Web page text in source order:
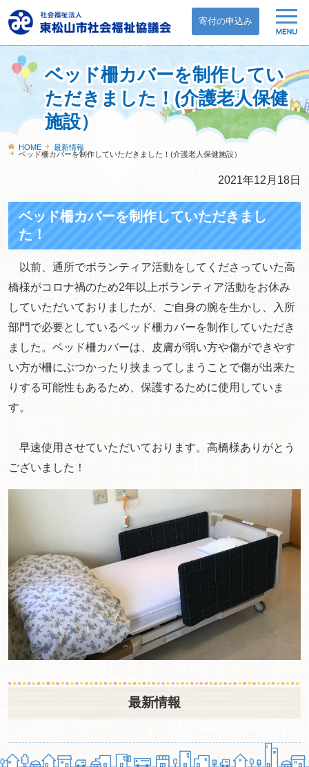
寄付の申込み
ベッド柵カバーを制作してい
ただきました！(介護老人保健
施設）
HOME
最新情報
ベッド柵カバーを制作していただきました！(介護老人保健施設）
2021年12月18日
ベッド柵カバーを制作していただきまし
た！
以前、通所でボランティア活動をしてくださっていた高
橋様がコロナ禍のため2年以上ボランティア活動をお休み
していただいておりましたが、ご自身の腕を生かし、入所
部門で必要としているベッド柵カバーを制作していただき
ました。ベッド柵カバーは、皮膚が弱い方や傷ができやす
い方が柵にぶつかったり挟まってしまうことで傷が出来た
りする可能性もあるため、保護するために使用していま
す。
早速使用させていただいております。高橋様ありがとう
ございました！
最新情報